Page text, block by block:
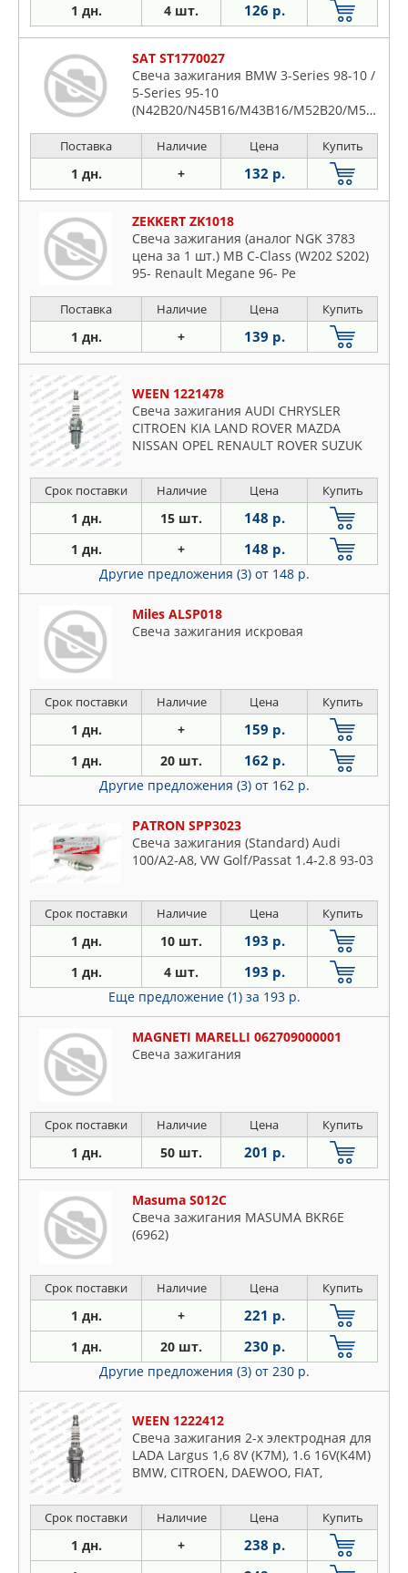
1 дн. 4 шт. 126 р.
SAT ST1770027
Свеча зажигания BMW 3-Series 98-10 /
5-Series 95-10
(N42B20/N45B16/M43B16/M52B20/M54B30/N62B44A)
Поставка Наличие Цена Купить
1 дн. + 132 р.
ZEKKERT ZK1018
Свеча зажигания (аналог NGK 3783
цена за 1 шт.) MB C-Class (W202 S202)
95- Renault Megane 96- Pe
Поставка Наличие Цена Купить
1 дн. + 139 р.
WEEN 1221478
Свеча зажигания AUDI CHRYSLER
CITROEN KIA LAND ROVER MAZDA
NISSAN OPEL RENAULT ROVER SUZUK
Срок поставки Наличие Цена Купить
1 дн. 15 шт. 148 р.
1 дн. + 148 р.
Другие предложения (3) от 148 р.
Miles ALSP018
Свеча зажигания искровая
Срок поставки Наличие Цена Купить
1 дн. + 159 р.
1 дн. 20 шт. 162 р.
Другие предложения (3) от 162 р.
PATRON SPP3023
Свеча зажигания (Standard) Audi
100/A2-A8, VW Golf/Passat 1.4-2.8 93-03
Срок поставки Наличие Цена Купить
1 дн. 10 шт. 193 р.
1 дн. 4 шт. 193 р.
Еще предложение (1) за 193 р.
MAGNETI MARELLI 062709000001
Свеча зажигания
Срок поставки Наличие Цена Купить
1 дн. 50 шт. 201 р.
Masuma S012C
Свеча зажигания MASUMA BKR6E
(6962)
Срок поставки Наличие Цена Купить
1 дн. + 221 р.
1 дн. 20 шт. 230 р.
Другие предложения (3) от 230 р.
WEEN 1222412
Свеча зажигания 2-х электродная для
LADA Largus 1,6 8V (K7M), 1.6 16V(K4M)
BMW, CITROEN, DAEWOO, FIAT,
Срок поставки Наличие Цена Купить
1 дн. + 238 р.